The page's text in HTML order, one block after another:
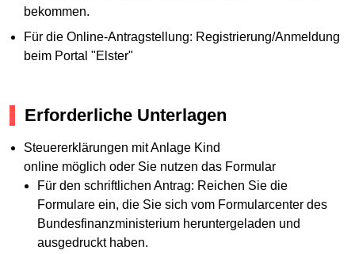
bekommen.
Für die Online-Antragstellung: Registrierung/Anmeldung
beim Portal "Elster"
Erforderliche Unterlagen
Steuererklärungen mit Anlage Kind
online möglich oder Sie nutzen das Formular
Für den schriftlichen Antrag: Reichen Sie die
Formulare ein, die Sie sich vom Formularcenter des
Bundesfinanzministerium heruntergeladen und
ausgedruckt haben.